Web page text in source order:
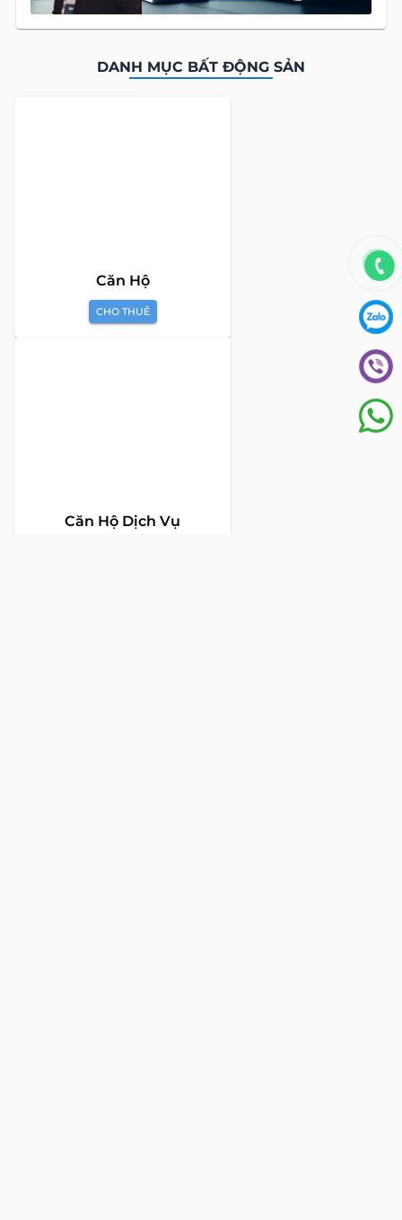
DANH MỤC BẤT ĐỘNG SẢN
chuyên nghiệp, cùng hệ thống sản phẩm đa dạng, chúng tôi
cam kết mang đến cho Quý khách hàng những giải pháp tối
ưu và hiệu quả nhất, đáp ứng mọi nhu cầu và mong muốn
trong lĩnh vực bất động sản.
Toà nhà The Address - 60 Nguyễn Đình Chiểu,